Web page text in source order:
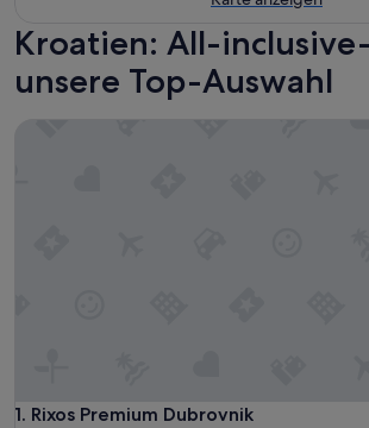
Kroatien: All-
unsere Top-Auswahl
1. Rixos Premium Dubrovnik
Rixos Premium Dubrovnik